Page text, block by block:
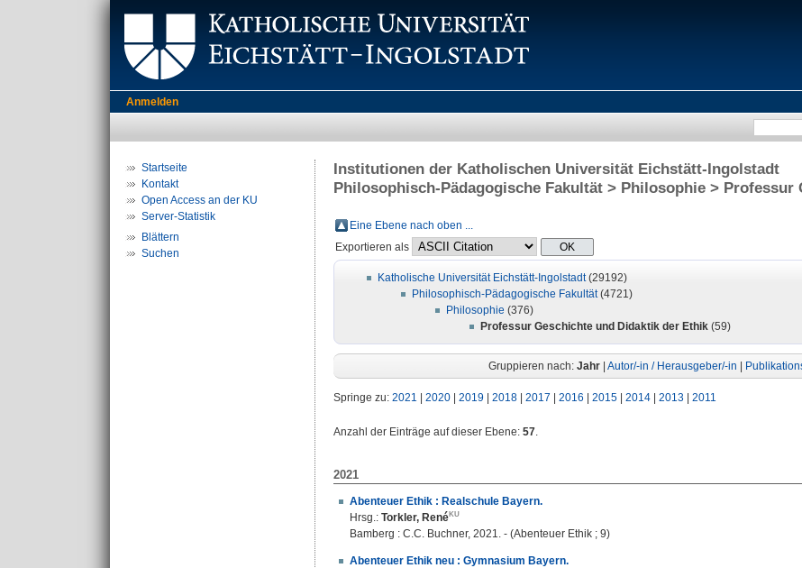
Anmelden
Startseite
Kontakt
Open Access an der KU
Server-Statistik
Blättern
Suchen
Institutionen der Katholischen Universität Eichstätt-Ingolstadt
Philosophisch-Pädagogische Fakultät > Philosophie >
Eine Ebene nach oben ...
Exportieren als
Katholische Universität Eichstätt-Ingolstadt(29192)
Philosophisch-Pädagogische Fakultät(4721)
Philosophie (376)
Professur Geschichte und Didaktik der Ethik (59)
Gruppieren nach: Jahr Autor/-in / Herausgeber/-in
Springe zu: 2021 2020 2019 2018 2017 2016 2015 2014 2013 2011
Anzahl der Einträge auf dieser Ebene: 57.
2021
Abenteuer Ethik : Realschule Bayern.
Hrsg.: Torkler, René
Bamberg : C.C. Buchner, 2021. - (Abenteuer Ethik ; 9)
Abenteuer Ethik neu : Gymnasium Bayern.